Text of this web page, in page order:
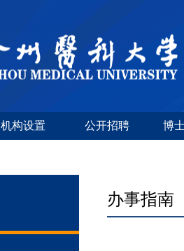
机构设置 公开招聘 博
办事指南